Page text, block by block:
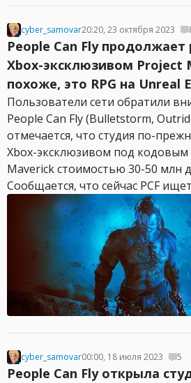
cyber_samovar20:20, 23 октября 2023
People Can Fly продолжает
Xbox-эксклюзивом Project
похоже, это RPG на Unreal
Пользователи сети обратили
People Can Fly (Bulletstorm,
отмечается, что студия по-
Xbox-эксклюзивом под
Maverick стоимостью 30-50 млн
Сообщается, что сейчас PCF
cyber_samovar00:00, 18 июля 2023 5
People Can Fly открыла